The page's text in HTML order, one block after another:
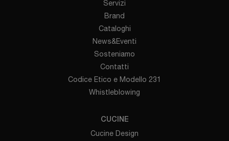
Servizi
Brand
Cataloghi
News&Eventi
Sosteniamo
Contatti
Codice Etico e Modello 231
Whistleblowing
CUCINE
Cucine Design